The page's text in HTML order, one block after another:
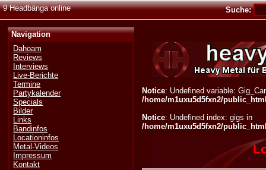
9 Headbänga online Suche:
Navigation
Dahoam
Reviews
Interviews
Live-Berichte
Termine
Partykalender
Specials
Bilder
Links
Bandinfos
Locationinfos
Metal-Videos
Impressum
Kontakt
Notice: Undefined variable:
/home/m1uxu5d5fxn2/
Notice: Undefined index: gigs in
/home/m1uxu5d5fxn2/